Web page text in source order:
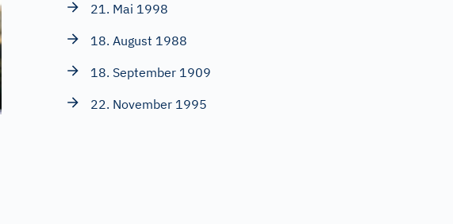
21. Mai 1998
18. August 1988
18. September 1909
22. November 1995